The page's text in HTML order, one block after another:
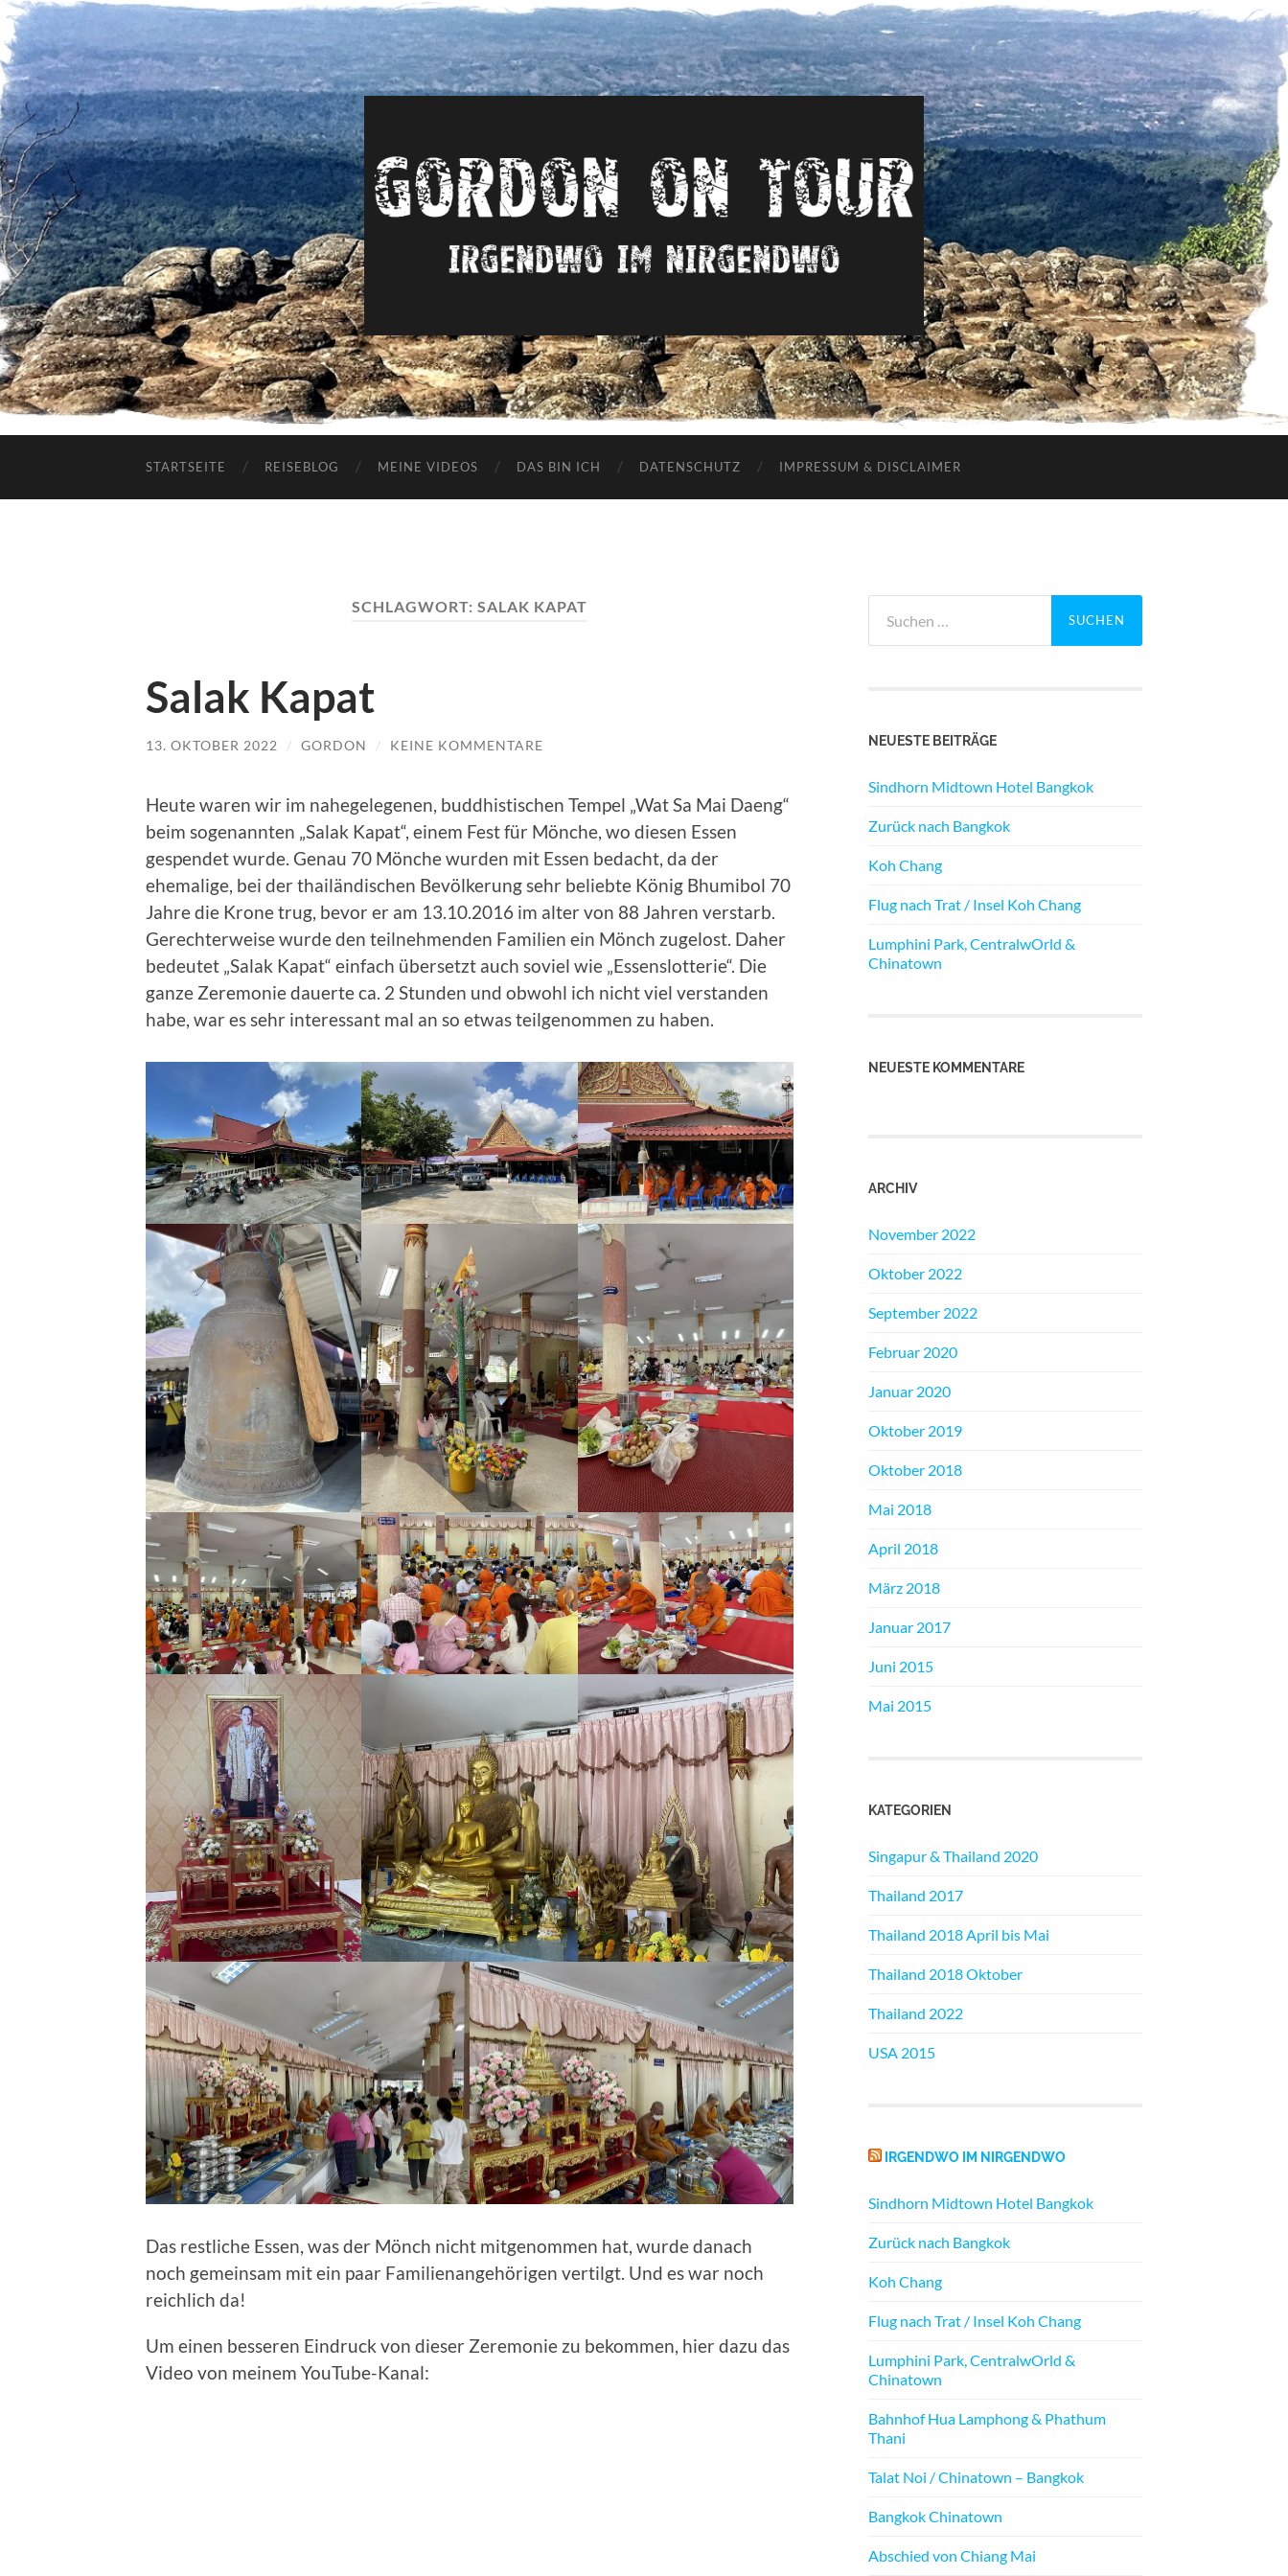
Irgendwo
im
nirgendwo
STARTSEITE REISEBLOG MEINE VIDEOS DAS BIN ICH DATENSCHUTZ IMPRESSUM & DISCLAIMER
SCHLAGWORT: SALAK KAPAT
Salak Kapat
13. OKTOBER 2022 / GORDON / KEINE KOMMENTARE
Heute waren wir im nahegelegenen, buddhistischen Tempel „Wat Sa Mai Daeng“
beim sogenannten „Salak Kapat“, einem Fest für Mönche, wo diesen Essen
gespendet wurde. Genau 70 Mönche wurden mit Essen bedacht, da der
ehemalige, bei der thailändischen Bevölkerung sehr beliebte König Bhumibol 70
Jahre die Krone trug, bevor er am 13.10.2016 im alter von 88 Jahren verstarb.
Gerechterweise wurde den teilnehmenden Familien ein Mönch zugelost. Daher
bedeutet „Salak Kapat“ einfach übersetzt auch soviel wie „Essenslotterie“. Die
ganze Zeremonie dauerte ca. 2 Stunden und obwohl ich nicht viel verstanden
habe, war es sehr interessant mal an so etwas teilgenommen zu haben.
Das restliche Essen, was der Mönch nicht mitgenommen hat, wurde danach
noch gemeinsam mit ein paar Familienangehörigen vertilgt. Und es war noch
reichlich da!
Um einen besseren Eindruck von dieser Zeremonie zu bekommen, hier dazu das
Video von meinem YouTube-Kanal:
nach:
NEUESTE BEITRÄGE
Sindhorn Midtown Hotel Bangkok
Zurück nach Bangkok
Koh Chang
Flug nach Trat / Insel Koh Chang
Lumphini Park, CentralwOrld &
Chinatown
NEUESTE KOMMENTARE
ARCHIV
November 2022
Oktober 2022
September 2022
Februar 2020
Januar 2020
Oktober 2019
Oktober 2018
Mai 2018
April 2018
März 2018
Januar 2017
Juni 2015
Mai 2015
KATEGORIEN
Singapur & Thailand 2020
Thailand 2017
Thailand 2018 April bis Mai
Thailand 2018 Oktober
Thailand 2022
USA 2015
IRGENDWO IM NIRGENDWO
Sindhorn Midtown Hotel Bangkok
Zurück nach Bangkok
Koh Chang
Flug nach Trat / Insel Koh Chang
Lumphini Park, CentralwOrld &
Chinatown
Bahnhof Hua Lamphong & Phathum
Thani
Talat Noi / Chinatown – Bangkok
Bangkok Chinatown
Abschied von Chiang Mai